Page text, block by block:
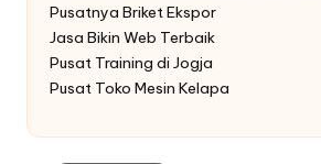
Pusatnya Briket Ekspor
Jasa Bikin Web Terbaik
Pusat Training di Jogja
Pusat Toko Mesin Kelapa